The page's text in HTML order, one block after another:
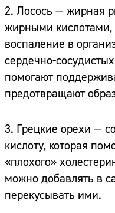
2. Лосось — жирная
жирными кислотами,
воспаление в
сердечно-
помогают
предотвращают
3. Грецкие орехи —
кислоту, которая
«плохого»
можно добавлять в
перекусывать ими.